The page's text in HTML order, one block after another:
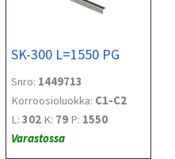
SK-300 L=1550 PG
Snro: 1449713
Korroosioluokka: C1-C2
L: 302 K: 79 P: 1550
Varastossa